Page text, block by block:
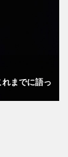
までに語っ